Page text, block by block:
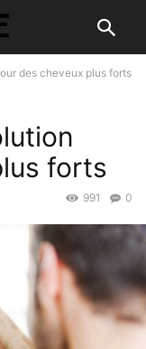
des cheveux plus forts
forts
0
991